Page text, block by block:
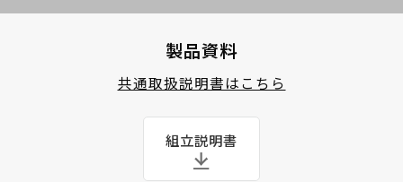
製品資料
共通取扱説明書はこちら
組立説明書